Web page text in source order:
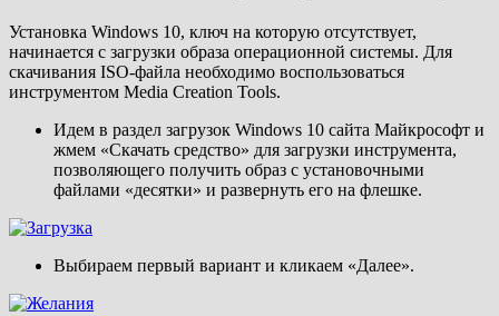
Установка Windows 10, ключ на которую отсутствует,
начинается с загрузки образа операционной системы. Для
скачивания ISO-файла необходимо воспользоваться
инструментом Media Creation Tools.
Идем в раздел загрузок Windows 10 сайта Майкрософт и
жмем «Скачать средство» для загрузки инструмента,
позволяющего получить образ с установочными
файлами «десятки» и развернуть его на флешке.
Выбираем первый вариант и кликаем «Далее».